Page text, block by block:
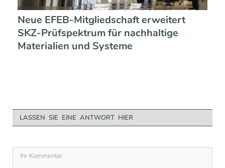
Neue EFEB-Mitgliedschaft erweitert
SKZ-Prüfspektrum für nachhaltige
Materialien und Systeme
LASSEN SIE EINE ANTWORT HIER